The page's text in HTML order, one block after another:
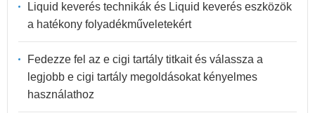
Liquid keverés technikák és Liquid keverés eszközök
a hatékony folyadékműveletekért
Fedezze fel az e cigi tartály titkait és válassza a
legjobb e cigi tartály megoldásokat kényelmes
használathoz